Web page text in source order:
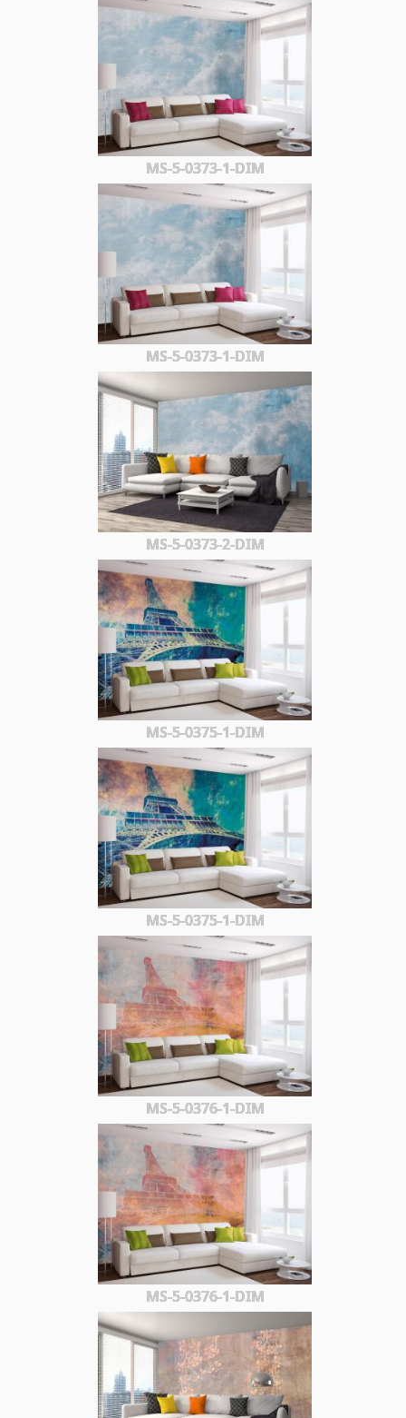
MS-5-0373-1-DIM
MS-5-0373-1-DIM
MS-5-0373-2-DIM
MS-5-0375-1-DIM
MS-5-0375-1-DIM
MS-5-0376-1-DIM
MS-5-0376-1-DIM